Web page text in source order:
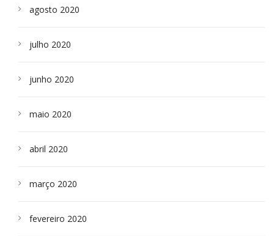
agosto 2020
julho 2020
junho 2020
maio 2020
abril 2020
março 2020
fevereiro 2020